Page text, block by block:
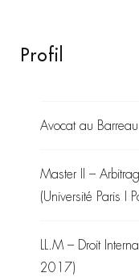
Profil
Avocat au
Master II –
(Université Paris I
LL.M – Droit
2017)